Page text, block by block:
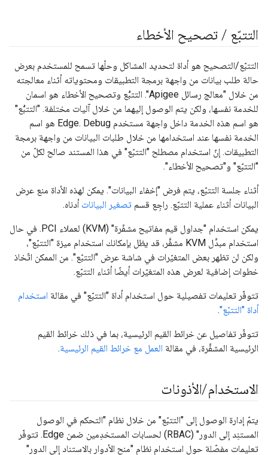
التتبّع / تصحيح الأخطاء
التتبّع/التصحيح هو أداة لتحديد المشاكل وحلّها تسمح للمستخدم بعرض
حالة طلب بيانات من واجهة برمجة التطبيقات ومحتوياته أثناء معالجته
من خلال "معالج رسائل Apigee". التتبُّع وتصحيح الأخطاء هو اسمان
للخدمة نفسها، ولكن يتم الوصول إليهما من خلال آليات مختلفة. "التتبُّع"
هو اسم هذه الخدمة داخل واجهة مستخدم Edge. Debug هو اسم
الخدمة نفسها عند استخدامها من خلال طلبات البيانات من واجهة برمجة
التطبيقات. إنّ استخدام مصطلح "التتبّع" في هذا المستند صالح لكلّ من
"التتبّع" و"تصحيح الأخطاء".
أثناء جلسة التتبّع، يتم فرض "إخفاء البيانات". يمكن لهذه الأداة منع عرض
البيانات أثناء عملية التتبّع. راجِع قسم تصغير البيانات أدناه.
يمكن استخدام "جداول قيم مفاتيح مشفّرة" (KVM) لعملاء PCI. في حال
استخدام مبدِّل KVM مشفَّر، قد يظل بإمكانك استخدام ميزة "التتبّع"،
ولكن لن تظهر بعض المتغيّرات في شاشة عرض "التتبّع". من الممكن اتّخاذ
خطوات إضافية لعرض هذه المتغيّرات أيضًا أثناء التتبّع.
تتوفّر تعليمات تفصيلية حول استخدام أداة "التتبّع" في مقالة استخدام
أداة "التتبّع".
تتوفّر تفاصيل عن خرائط القيم الرئيسية، بما في ذلك خرائط القيم
الرئيسية المشفَّرة، في مقالة العمل مع خرائط القيم الرئيسية.
الاستخدام/الأذونات
يتمّ إدارة الوصول إلى "التتبّع" من خلال نظام "التحكم في الوصول
المستنِد إلى الدور" (RBAC) لحسابات المستخدِمين ضمن Edge. تتوفّر
تعليمات مفصّلة حول استخدام نظام "منح الأدوار بالاستناد إلى الدور"